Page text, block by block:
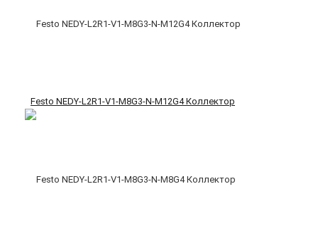
Festo NEDY-L2R1-V1-M8G3-N-M12G4 Коллектор